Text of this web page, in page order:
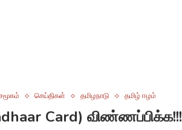
செய்திகள் தமிழநாடு தமிழ் ஈழம்
Card) விண்ணப்பிக்க!!!